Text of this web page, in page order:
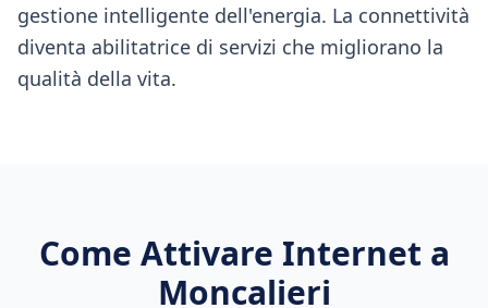
gestione intelligente dell'energia. La connettività
diventa abilitatrice di servizi che migliorano la
qualità della vita.
Come Attivare Internet a
Moncalieri